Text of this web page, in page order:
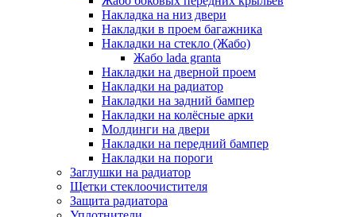
Накладка на низ двери
Накладки в проем багажника
Накладки на стекло (Жабо)
Жабо lada granta
Накладки на дверной проем
Накладки на радиатор
Накладки на задний бампер
Накладки на колёсные арки
Молдинги на двери
Накладки на передний бампер
Накладки на пороги
Заглушки на радиатор
Щетки стеклоочистителя
Защита радиатора